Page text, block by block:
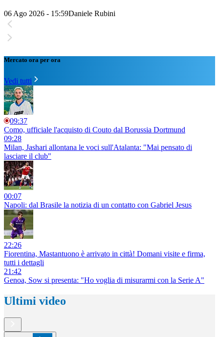
06 Ago 2026 - 15:59Daniele Rubini
Mercato ora per ora
Vedi tutti
09:37
Como, ufficiale l'acquisto di Couto dal Borussia Dortmund
09:28
Milan, Jashari allontana le voci sull'Atalanta: "Mai pensato di
lasciare il club"
00:07
Napoli: dal Brasile la notizia di un contatto con Gabriel Jesus
22:26
Fiorentina, Mastantuono è arrivato in città! Domani visite e firma,
tutti i dettagli
21:42
Genoa, Sow si presenta: "Ho voglia di misurarmi con la Serie A"
Ultimi video